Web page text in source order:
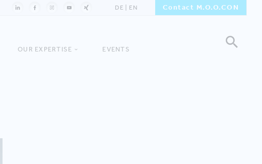
DE EN Contact M.O.O.CON
OUR EXPERTISE EVENTS